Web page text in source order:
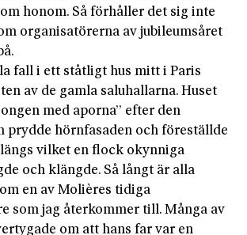
honom. Så förhåller det sig inte
organisatörerna av jubileumsåret
fall i ett ståtligt hus mitt i Paris
av de gamla saluhallarna. Huset
med aporna” efter den
prydde hörnfasaden och föreställde
vilket en flock okynniga
och klängde. Så långt är alla
en av Molières tidiga
som jag återkommer till. Många av
om att hans far var en